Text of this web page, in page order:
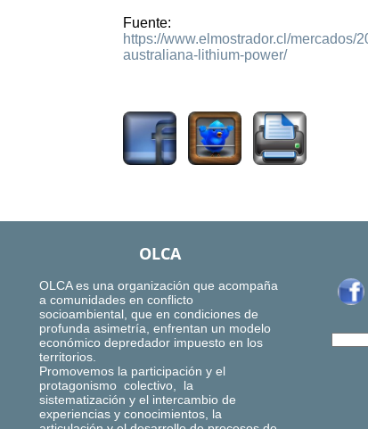
Fuente:
https://www.elmostrador.cl/mercados/
australiana-lithium-power/
OLCA
OLCA es una organización que acompaña
a comunidades en conflicto
socioambiental, que en condiciones de
profunda asimetría, enfrentan un modelo
económico depredador impuesto en los
territorios.
Promovemos la participación y el
protagonismo colectivo, la
sistematización y el intercambio de
experiencias y conocimientos, la